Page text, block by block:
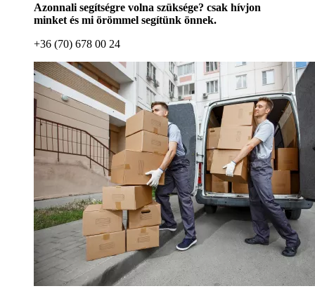
Azonnali segítségre volna szüksége? csak hívjon
minket és mi örömmel segítünk önnek.
+36 (70) 678 00 24